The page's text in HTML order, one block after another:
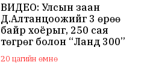
ВИДЕО: Улсын заан
Д.Алтанцоожийг 3 өрөө
байр хоёрыг, 250 сая
төгрөг болон “Ланд 300”
маркийн автомашинаар
мялаажээ
20 цагийн өмнө